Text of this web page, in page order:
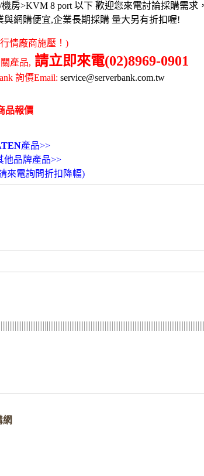
房>KVM 8 port 以下 歡迎您來電討論採購需求
與網購便宜,企業長期採購 量大另有折扣喔!
情廠商施壓！)
產品, 請立即來電(02)8969-0901
詢價Email: service@serverbank.com.tw
品報價
產品>>
他品牌產品>>
來電詢問折扣降幅)
網